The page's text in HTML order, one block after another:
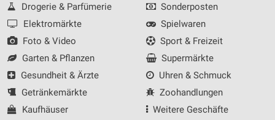
Drogerie & Parfümerie
Elektromärkte
Foto & Video
Garten & Pflanzen
Gesundheit & Ärzte
Getränkemärkte
Kaufhäuser
Sonderposten
Spielwaren
Sport & Freizeit
Supermärkte
Uhren & Schmuck
Zoohandlungen
Weitere Geschäfte